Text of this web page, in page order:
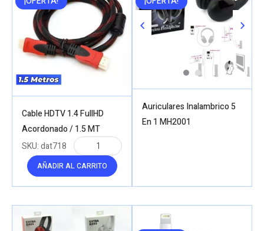
Cable HDTV 1.4 FullHD
Acordonado / 1.5 MT
AÑADIR AL CARRITO
SKU:dat718
Auriculares Inalambrico 5
En 1 MH2001